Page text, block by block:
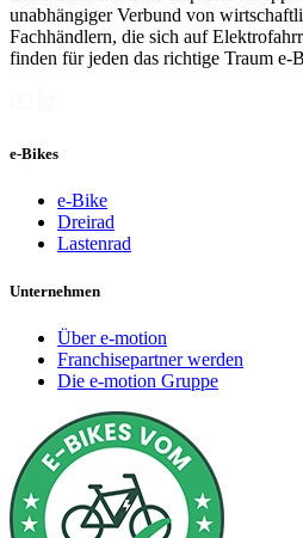
unabhängiger Verbund von
Fachhändlern, die sich auf
finden für jeden das richtige Traum e-
e-Bikes
e-Bike
Dreirad
Lastenrad
Unternehmen
Über e-motion
Franchisepartner werden
Die e-motion Gruppe